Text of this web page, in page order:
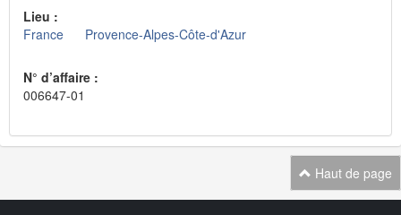
Lieu :
France
Provence-Alpes-Côte-d'Azur
N° d’affaire :
006647-01
Haut de page